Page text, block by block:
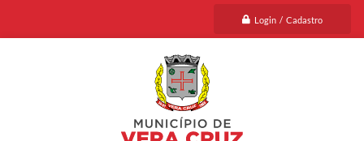
Login / Cadastro